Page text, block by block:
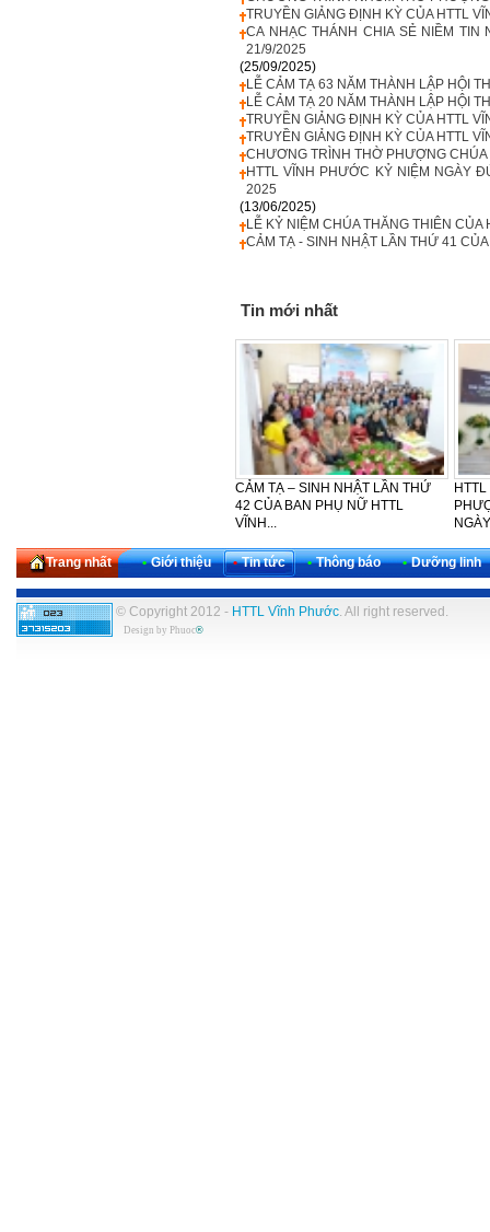
TRUYỀN GIẢNG ĐỊNH KỲ CỦA HTTL
CA NHẠC THÁNH CHIA SẺ NIỀM
21/9/2025
(25/09/2025)
LỄ CẢM TẠ 63 NĂM THÀNH LẬP HỘI
LỄ CẢM TẠ 20 NĂM THÀNH LẬP HỘI
TRUYỀN GIẢNG ĐỊNH KỲ CỦA HTTL
TRUYỀN GIẢNG ĐỊNH KỲ CỦA HTTL
CHƯƠNG TRÌNH THỜ PHƯỢNG
HTTL VĨNH PHƯỚC KỶ NIỆM NGÀY
2025
(13/06/2025)
LỄ KỶ NIỆM CHÚA THĂNG THIÊN
CẢM TẠ - SINH NHẬT LẦN THỨ 41
Tin mới nhất
CẢM TẠ – SINH NHẬT LẦN THỨ
42 CỦA BAN PHỤ NỮ HTTL
VĨNH...
Trang nhất • Giới thiệu • Tin tức • Thông báo • Dưỡng linh
© Copyright 2012 - HTTL Vĩnh Phước. All right reserved.
Design by Phuoc®